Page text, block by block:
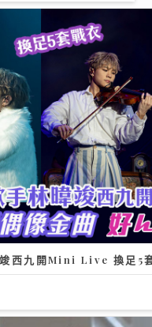
張繼聰緣份奇妙 預
以小組拆解Solo作